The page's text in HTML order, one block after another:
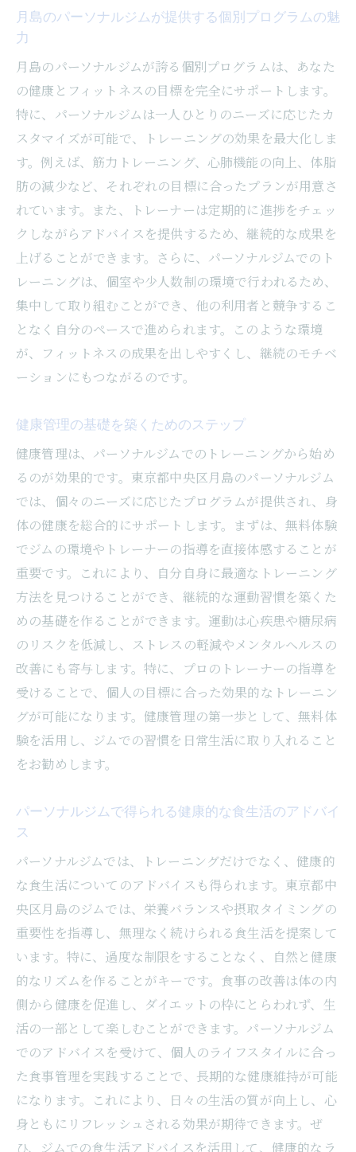
月島の環境で始める新しいライフスタイル
歩
健康的な生活習慣を築くためのパーソナル
ジム活用法
初心者にも優しい月島のジムのメリット
無料体験で感じるパーソナルサポートの重
要性
月島のジムで始める長期的な健康維持
フィットネスがもたらすメンタルヘルスの
向上
月島での体験から学ぶ健康的な習慣の形成
トレーナーとの相性を確認する月島のパーソナ
ルジム無料体験
信頼できるトレーナー選びのポイント
月島でのトレーニングがトレーナーとの信
頼関係を築く
個別指導がもたらす効率的な身体づくり
トレーナーとのコミュニケーションが鍵
月島のジムで見つける最適なトレーニング
パートナー
月島でのパーソナルジム体験で効率的なトレー
ニングを見つける
無料体験で実感する効果的なトレーニング
法
パーソナルジムでの個別プランが提供する
効率性
月島ジムの設備をフル活用する方法
フィットネス目標達成のための最適なプロ
月島での体験から学ぶトレーニング効率化
理想の成果を上げるためのパーソナライズ
ドトレーニング
パーソナルジムでの体験があなたの理想のスタ
イルをサポート
体型維持に必要なトレーニングの秘訣
ジムで得られるスタイルアップのノウハウ
月島のパーソナルジムが提供する魅力的な
体験
理想のスタイルを手に入れるための具体策
トレーニングと食事のバランスの取り方
健康的なライフスタイルがもたらす自信
月島のパーソナルジムが提供する個別プログラムの魅
力
月島のパーソナルジムが誇る個別プログラムは、あなた
の健康とフィットネスの目標を完全にサポートします。
特に、パーソナルジムは一人ひとりのニーズに応じたカ
スタマイズが可能で、トレーニングの効果を最大化しま
す。例えば、筋力トレーニング、心肺機能の向上、体脂
肪の減少など、それぞれの目標に合ったプランが用意さ
れています。また、トレーナーは定期的に進捗をチェッ
クしながらアドバイスを提供するため、継続的な成果を
上げることができます。さらに、パーソナルジムでのト
レーニングは、個室や少人数制の環境で行われるため、
集中して取り組むことができ、他の利用者と競争するこ
となく自分のペースで進められます。このような環境
が、フィットネスの成果を出しやすくし、継続のモチベ
ーションにもつながるのです。
健康管理の基礎を築くためのステップ
健康管理は、パーソナルジムでのトレーニングから始め
るのが効果的です。東京都中央区月島のパーソナルジム
では、個々のニーズに応じたプログラムが提供され、身
体の健康を総合的にサポートします。まずは、無料体験
でジムの環境やトレーナーの指導を直接体感することが
重要です。これにより、自分自身に最適なトレーニング
方法を見つけることができ、継続的な運動習慣を築くた
めの基礎を作ることができます。運動は心疾患や糖尿病
のリスクを低減し、ストレスの軽減やメンタルヘルスの
改善にも寄与します。特に、プロのトレーナーの指導を
受けることで、個人の目標に合った効果的なトレーニン
グが可能になります。健康管理の第一歩として、無料体
験を活用し、ジムでの習慣を日常生活に取り入れること
をお勧めします。
パーソナルジムで得られる健康的な食生活のアドバイ
ス
パーソナルジムでは、トレーニングだけでなく、健康的
な食生活についてのアドバイスも得られます。東京都中
央区月島のジムでは、栄養バランスや摂取タイミングの
重要性を指導し、無理なく続けられる食生活を提案して
います。特に、過度な制限をすることなく、自然と健康
的なリズムを作ることがキーです。食事の改善は体の内
側から健康を促進し、ダイエットの枠にとらわれず、生
活の一部として楽しむことができます。パーソナルジム
でのアドバイスを受けて、個人のライフスタイルに合っ
た食事管理を実践することで、長期的な健康維持が可能
になります。これにより、日々の生活の質が向上し、心
身ともにリフレッシュされる効果が期待できます。ぜ
ひ、ジムでの食生活アドバイスを活用して、健康的なラ